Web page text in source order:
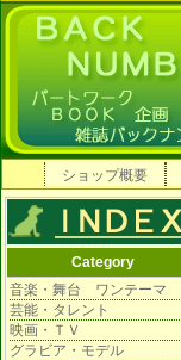
ショップ概要
Category
音楽・舞台 ワンテーマ
芸能・タレント
映画・ＴＶ
グラビア・モデル